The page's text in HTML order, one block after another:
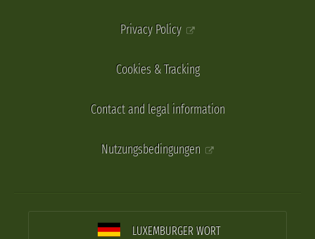
Privacy Policy
Cookies & Tracking
Contact and legal information
Nutzungsbedingungen
LUXEMBURGER WORT